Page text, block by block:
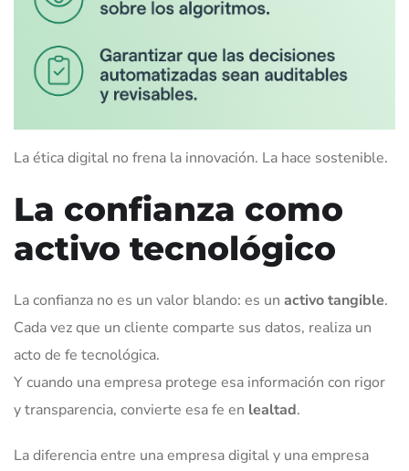
La ética digital no frena la innovación. La hace sostenible.
La confianza como
activo tecnológico
La confianza no es un valor blando: es un activo tangible.
Cada vez que un cliente comparte sus datos, realiza un
acto de fe tecnológica.
Y cuando una empresa protege esa información con rigor
y transparencia, convierte esa fe en lealtad.
La diferencia entre una empresa digital y una empresa